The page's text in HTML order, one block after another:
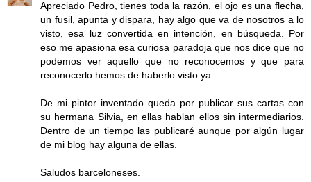
Apreciado Pedro, tienes toda la razón, el ojo es una flecha,
un fusil, apunta y dispara, hay algo que va de nosotros a lo
visto, esa luz convertida en intención, en búsqueda. Por
eso me apasiona esa curiosa paradoja que nos dice que no
podemos ver aquello que no reconocemos y que para
reconocerlo hemos de haberlo visto ya.
De mi pintor inventado queda por publicar sus cartas con
su hermana Silvia, en ellas hablan ellos sin intermediarios.
Dentro de un tiempo las publicaré aunque por algún lugar
de mi blog hay alguna de ellas.
Saludos barceloneses.